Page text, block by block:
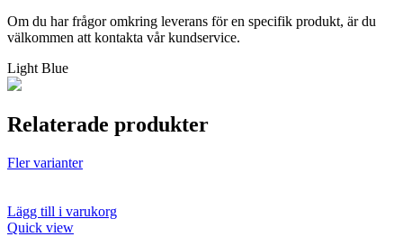
Om du har frågor omkring leverans för en specifik produkt, är du
välkommen att kontakta vår kundservice.
Light Blue
Relaterade produkter
Fler varianter
Lägg till i varukorg
Quick view